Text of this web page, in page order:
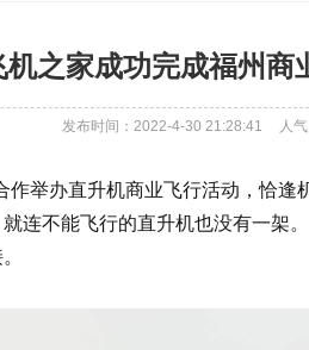
机之家成功完成福州商
发布时间：2022-4-30 21:28:41 人
举办直升机商业飞行活动，恰
连不能飞行的直升机也没有一架